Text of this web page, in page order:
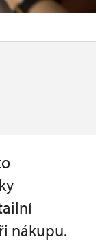
nákupu.